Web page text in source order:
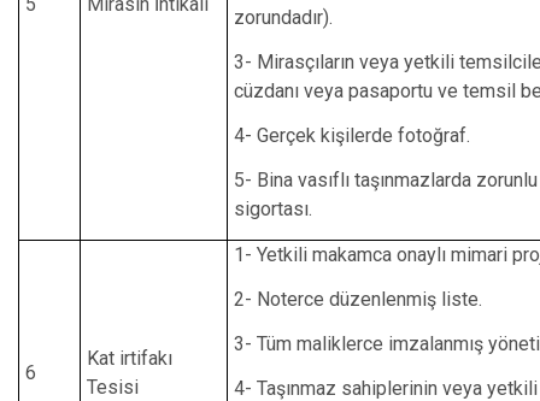
zorundadır).
3- Mirasçıların veya yetkili
cüzdanı veya pasaportu ve temsil
4- Gerçek kişilerde fotoğraf.
5- Bina vasıflı taşınmazlarda
sigortası.
6
Kat irtifakı
Tesisi
1- Yetkili makamca onaylı mimari
2- Noterce düzenlenmiş liste.
3- Tüm maliklerce imzalanmış
4- Taşınmaz sahiplerinin veya yetkili